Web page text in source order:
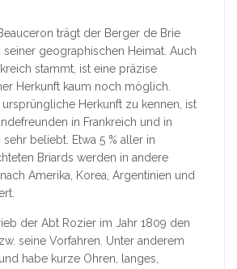
trägt der Berger de Brie
seiner geographischen Heimat. Auch
stammt, ist eine präzise
Herkunft kaum noch möglich.
Herkunft zu kennen, ist
in Frankreich und in
beliebt. Etwa 5 % aller in
Briards werden in andere
Amerika, Korea, Argentinien und
der Abt Rozier im Jahr 1809 den
seine Vorfahren. Unter anderem
habe kurze Ohren, langes,